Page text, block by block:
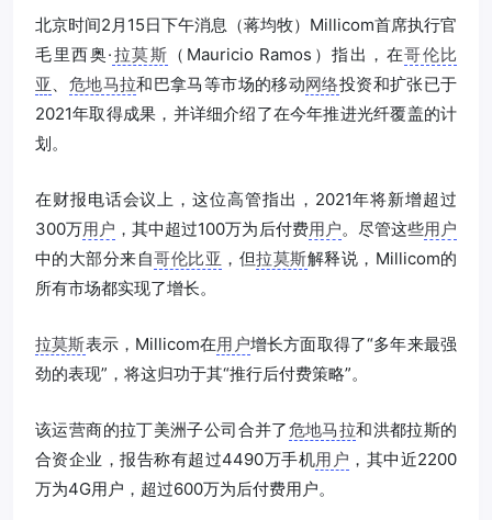
北京时间2月15日下午消息（蒋均牧）Millicom首席执行官
毛里西奥·拉莫斯 （Mauricio Ramos）指出，在哥伦比
亚
危地马拉和巴拿马等市场的移动网络投资和扩张已于
2021年取得成果，并详细介绍了在今年推进光纤覆盖的计
划。
在财报电话会议上，这位高管指出，2021年将新增超过
300万用户 ，其中超过100万为后付费用户。尽管这些用户
中的大部分来自哥伦比亚 ，但拉莫斯解释说，Millicom的
所有市场都实现了增长。
拉莫斯表示，Millicom在用户增长方面取得了“多年来最强
劲的表现”，将这归功于其“推行后付费策略”。
该运营商的拉丁美洲子公司合并了危地马拉和洪都拉斯的
合资企业，报告称有超过4490万手机用户 ，其中近2200
万为4G用户，超过600万为后付费用户。